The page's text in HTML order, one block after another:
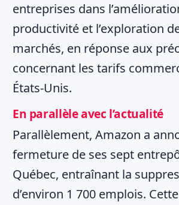
entreprises dans
productivité et l’exploration
marchés, en réponse aux
concernant les tarifs
États-Unis.
En parallèle avec l’actualité
Parallèlement, Amazon a
fermeture de ses sept
Québec, entraînant la
d’environ 1 700 emplois.